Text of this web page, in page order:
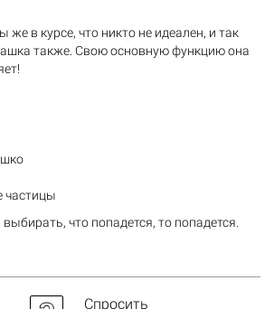
в курсе, что никто не идеален, и так
также. Свою основную функцию она
частицы
что попадется, то попадется.
Спросить